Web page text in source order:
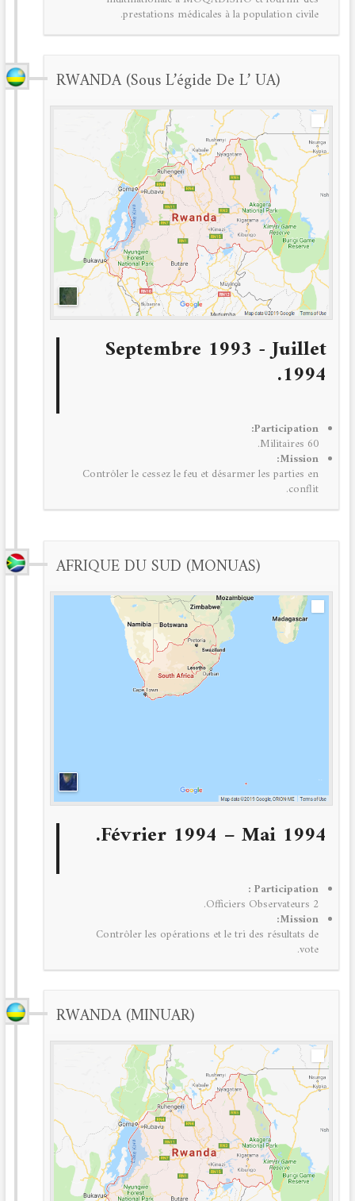
prestations médicales à la population civile.
RWANDA (sous L’égide De L’ UA)
Septembre 1993 - Juillet
1994.
Participation:
60 Militaires.
Mission:
Contrôler le cessez le feu et désarmer les parties en
conflit.
AFRIQUE DU SUD (MONUAS)
Février 1994 – Mai 1994.
Participation :
2 Officiers Observateurs.
Mission:
Contrôler les opérations et le tri des résultats de
vote.
RWANDA (MINUAR)